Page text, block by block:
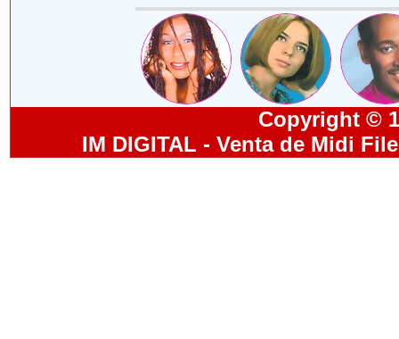
Copyright ©
IM DIGITAL - Venta de Midi